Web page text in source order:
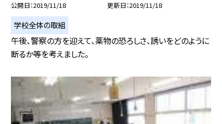
公開日 2019/11/18 更新日 2019/11/18
学校全体の取組
午後、警察の方を迎えて、薬物の恐ろしさ、誘いをどのように
断るか等を考えました。